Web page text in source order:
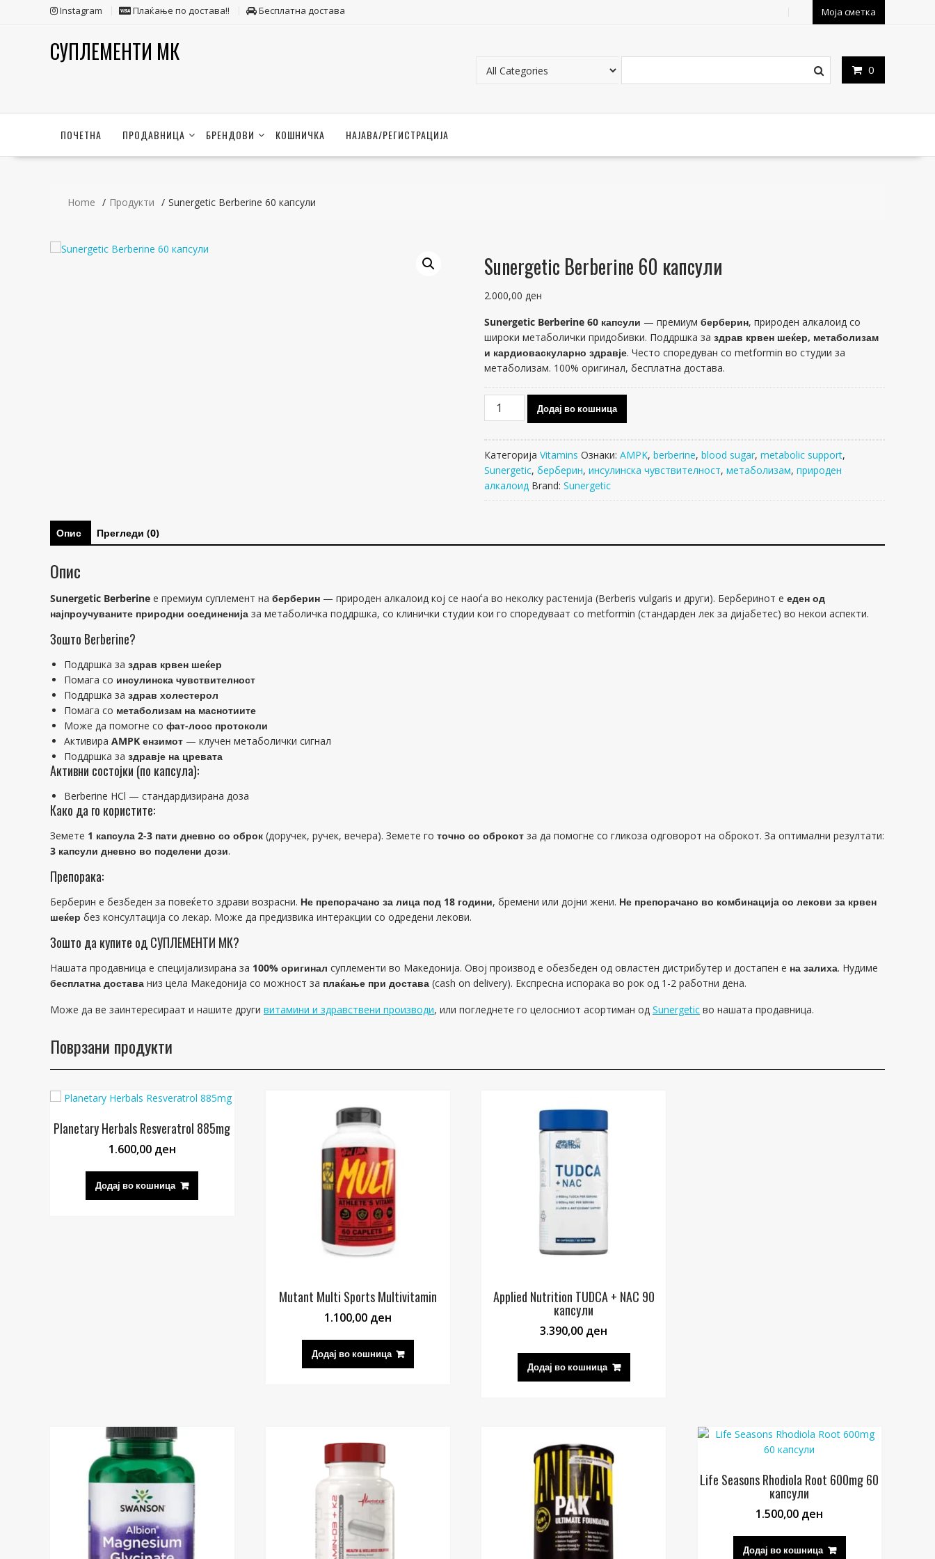
Instagram Плаќање по достава!! Бесплатна достава Моја сметка
СУПЛЕМЕНТИ МК
0
ПОЧЕТНА ПРОДАВНИЦА БРЕНДОВИ КОШНИЧКА НАЈАВА/РЕГИСТРАЦИЈА
Home Продукти Sunergetic Berberine 60 капсули
Sunergetic Berberine 60 капсули
2.000,00 ден
Sunergetic Berberine 60 капсули — премиум берберин, природен алкалоид со
широки метаболички придобивки. Поддршка за здрав крвен шеќер, метаболизам
и кардиоваскуларно здравје. Често споредуван со metformin во студии за
метаболизам. 100% оригинал, бесплатна достава.
Sunergetic
Berberine
количина
Додај во кошница
Категорија Vitamins Ознаки: AMPK, berberine, blood sugar, metabolic support,
Sunergetic, берберин, инсулинска чувствителност, метаболизам, природен
алкалоид Brand: Sunergetic
Опис Прегледи (0)
Опис
Sunergetic Berberine е премиум суплемент на берберин — природен алкалоид кој се наоѓа во неколку растенија (Berberis vulgaris и други). Берберинот е еден од
најпроучуваните природни соединенија за метаболичка поддршка, со клинички студии кои го споредуваат со metformin (стандарден лек за диjабетес) во некои аспекти.
Зошто Berberine?
Поддршка за здрав крвен шеќер
Помага со инсулинска чувствителност
Поддршка за здрав холестерол
Помага со метаболизам на маснотиите
Може да помогне со фат-лосс протоколи
Активира AMPK ензимот — клучен метаболички сигнал
Поддршка за здравје на цревата
Активни состојки (по капсула):
Berberine HCl — стандардизирана доза
Како да го користите:
Земете 1 капсула 2-3 пати дневно со оброк (доручек, ручек, вечера). Земете го точно со оброкот за да помогне со гликоза одговорот на оброкот. За оптимални резултати:
3 капсули дневно во поделени дози.
Препорака:
Берберин е безбеден за повеќето здрави возрасни. Не препорачано за лица под 18 години, бремени или дојни жени. Не препорачано во комбинација со лекови за крвен
шеќер без консултација со лекар. Може да предизвика интеракции со одредени лекови.
Зошто да купите од СУПЛЕМЕНТИ МК?
Нашата продавница е специјализирана за 100% оригинал суплементи во Македонија. Овој производ е обезбеден од овластен дистрибутер и достапен е на залиха. Нудиме
бесплатна достава низ цела Македонија со можност за плаќање при достава (cash on delivery). Експресна испорака во рок од 1-2 работни дена.
Може да ве заинтересираат и нашите други витамини и здравствени производи, или погледнете го целосниот асортиман од Sunergetic во нашата продавница.
Поврзани продукти
Planetary Herbals Resveratrol 885mg
1.600,00 ден
Додај во кошница
Mutant Multi Sports Multivitamin
1.100,00 ден
Додај во кошница
Applied Nutrition TUDCA + NAC 90
капсули
3.390,00 ден
Додај во кошница
Life Seasons Rhodiola Root 600mg 60
капсули
1.500,00 ден
Додај во кошница